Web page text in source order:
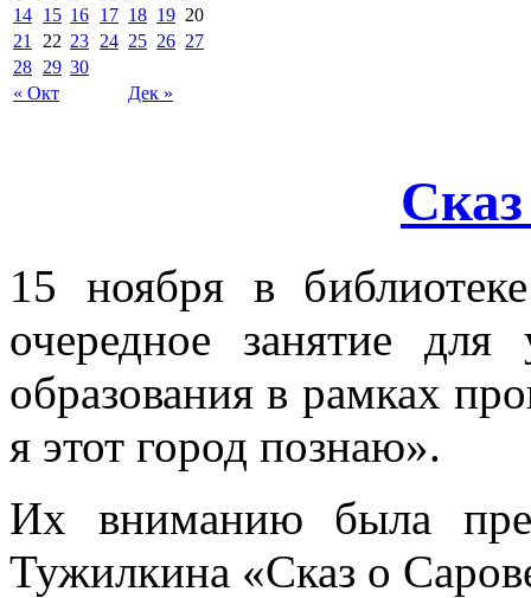
« Окт Дек »
14 15 16 17 18 19 20
21
22 23 24 25 26 27
28 29 30
15 ноября в
очередное занятие
образования в рамках
я этот город познаю».
Их вниманию была
Тужилкина «Сказ о